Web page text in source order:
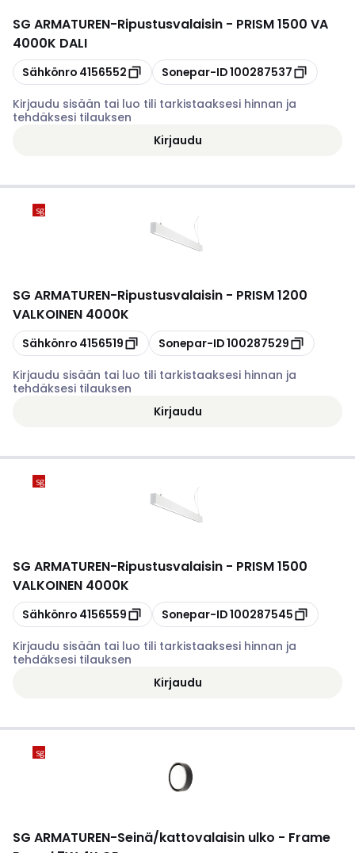
SG ARMATUREN-Ripustusvalaisin - PRISM 1500 VA
4000K DALI
Kopioi
Sähkönro 4156552 Kopioi
Sonepar-ID100287537
Kirjaudu sisään tai luo tili tarkistaaksesi hinnan ja
tehdäksesi tilauksen
Kirjaudu
SG ARMATUREN-Ripustusvalaisin - PRISM 1200
VALKOINEN 4000K
Kopioi
Sähkönro 4156519 Kopioi
Sonepar-ID100287529
Kirjaudu sisään tai luo tili tarkistaaksesi hinnan ja
tehdäksesi tilauksen
Kirjaudu
SG ARMATUREN-Ripustusvalaisin - PRISM 1500
VALKOINEN 4000K
Kopioi
Sähkönro 4156559 Kopioi
Sonepar-ID100287545
Kirjaudu sisään tai luo tili tarkistaaksesi hinnan ja
tehdäksesi tilauksen
Kirjaudu
SG ARMATUREN-Seinä/kattovalaisin ulko - Frame